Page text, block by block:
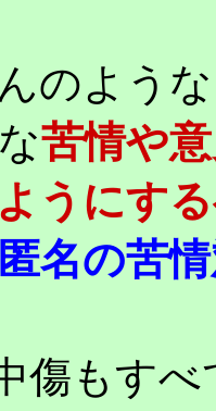
のよう
苦情や
うにす
匿名の苦
傷もすべ